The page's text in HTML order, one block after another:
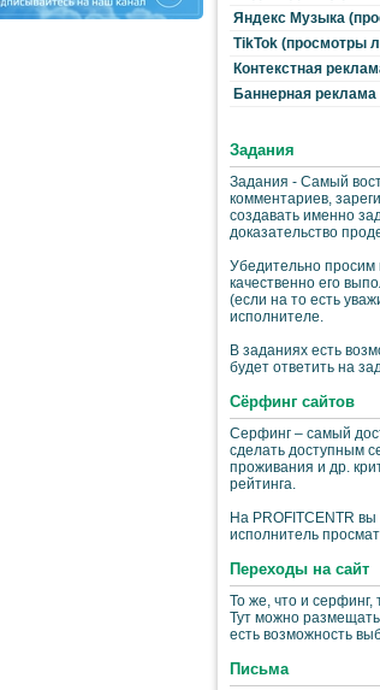
Яндекс Музыка
TikTok (просмотры
Контекстная
Баннерная реклама
Задания
Задания - Самый
комментариев,
создавать именно
доказательство
Убедительно просим
качественно его
(если на то есть
исполнителе.
В заданиях есть
будет ответить на
Cёрфинг сайтов
Серфинг – самый
сделать доступным
проживания и др.
рейтинга.
На PROFITCENTR вы
исполнитель
Переходы на сайт
То же, что и серфинг,
Тут можно
есть возможность
Письма